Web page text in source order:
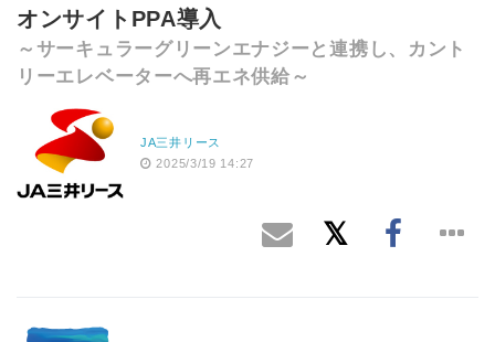
オンサイトPPA導入
～サーキュラーグリーンエナジーと連携し、カント
リーエレベーターへ再エネ供給～
JA三井リース
2025/3/19 14:27